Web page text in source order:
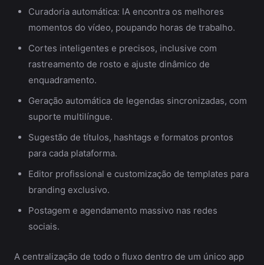
Curadoria automática: IA encontra os melhores
momentos do vídeo, poupando horas de trabalho.
Cortes inteligentes e precisos, inclusive com
rastreamento de rosto e ajuste dinâmico de
enquadramento.
Geração automática de legendas sincronizadas, com
suporte multilíngue.
Sugestão de títulos, hashtags e formatos prontos
para cada plataforma.
Editor profissional e customização de templates para
branding exclusivo.
Postagem e agendamento massivo nas redes
sociais.
A centralização de todo o fluxo dentro de um único app